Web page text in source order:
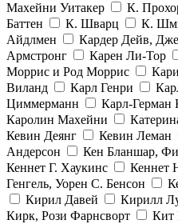
Махейни Уитакер
К.
Баттен
К. Шварц К.
Айдлмен
Кардер Дейв,
Армстронг
Карен Ли-Тор
Моррис и Род Моррис
Виланд
Карл Генри
Циммерманн
Карл-Герман
Каролин Махейни
Кевин Деянг
Кевин Леман
Андерсон
Кен Бланшар,
Кеннет Г. Хаукинс
Кеннет
Генгель, Уорен С. Бенсон
Кирил Давей
Кирилл
Кирк, Рози Фарнсворт
Кит